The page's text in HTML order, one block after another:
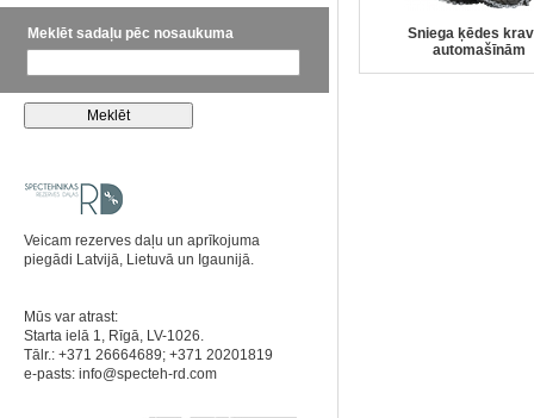
Meklēt sadaļu pēc nosaukuma
Veicam rezerves daļu un aprīkojuma
piegādi Latvijā, Lietuvā un Igaunijā.
Mūs var atrast:
Starta ielā 1, Rīgā, LV-1026.
Tālr.: +371 26664689; +371 20201819
e-pasts: info@specteh-rd.com
Sniega ķēdes
automašīnām